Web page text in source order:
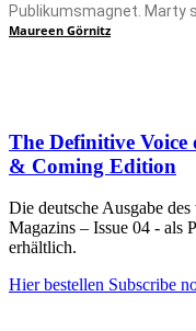
Publikumsmagnet. Marty
Maureen Görnitz
The Definitive
& Coming Edition
Die deutsche Ausgabe
Magazins – Issue 04 - als
erhältlich.
Hier bestellen Subscribe